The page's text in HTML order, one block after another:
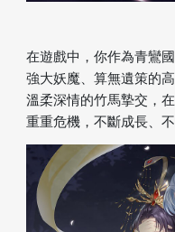
在遊戲中，你作為青鸞
強大妖魔、算無遺策的
溫柔深情的竹馬摯交，
重重危機，不斷成長、